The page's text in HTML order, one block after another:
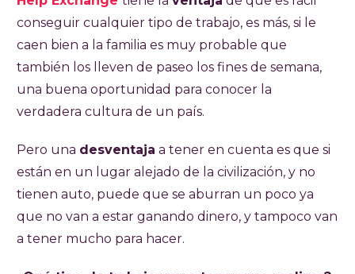
conseguir cualquier tipo de trabajo, es más, si le
caen bien a la familia es muy probable que
también los lleven de paseo los fines de semana,
una buena oportunidad para conocer la
verdadera cultura de un país.
Pero una desventaja a tener en cuenta es que si
están en un lugar alejado de la civilización, y no
tienen auto, puede que se aburran un poco ya
que no van a estar ganando dinero, y tampoco van
a tener mucho para hacer.